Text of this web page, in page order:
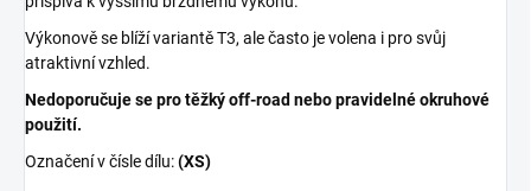
Výkonově se blíží variantě T3, ale často je volena i pro svůj
atraktivní vzhled.
Nedoporučuje se pro těžký off-road nebo pravidelné okruhové
použití.
Označení v čísle dílu:(XS)